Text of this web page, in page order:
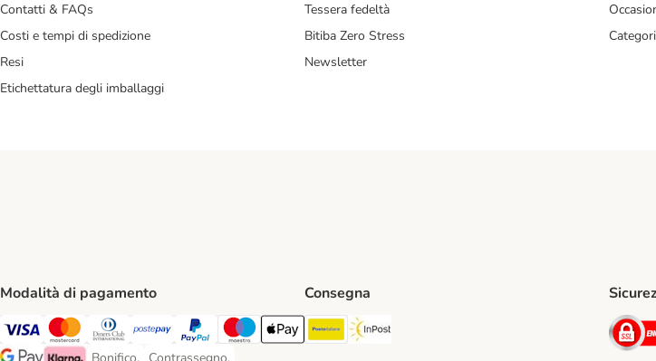
Contatti & FAQs
Costi e tempi di spedizione
Resi
Etichettatura degli imballaggi
Tessera fedeltà
Bitiba Zero Stress
Newsletter
Modalità di pagamento
Visa. Payment Method
Mastercard. Payment Method
Diners Club. Payment Method
Postepay. Payment Method
PayPal. Payment Method
Maestro. Payment Method
Apple pay. Payment Method
Consegna
Poste Italiane. Shipping Method